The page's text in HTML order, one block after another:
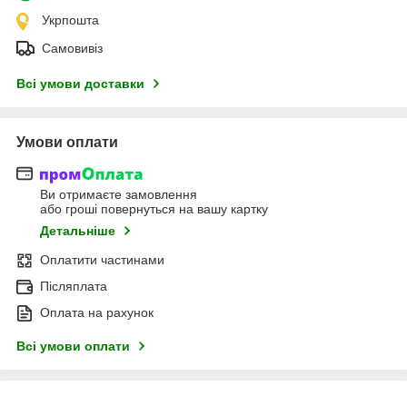
Укрпошта
Самовивіз
Всі умови доставки
Умови оплати
Ви отримаєте замовлення
або гроші повернуться на вашу картку
Детальніше
Оплатити частинами
Післяплата
Оплата на рахунок
Всі умови оплати